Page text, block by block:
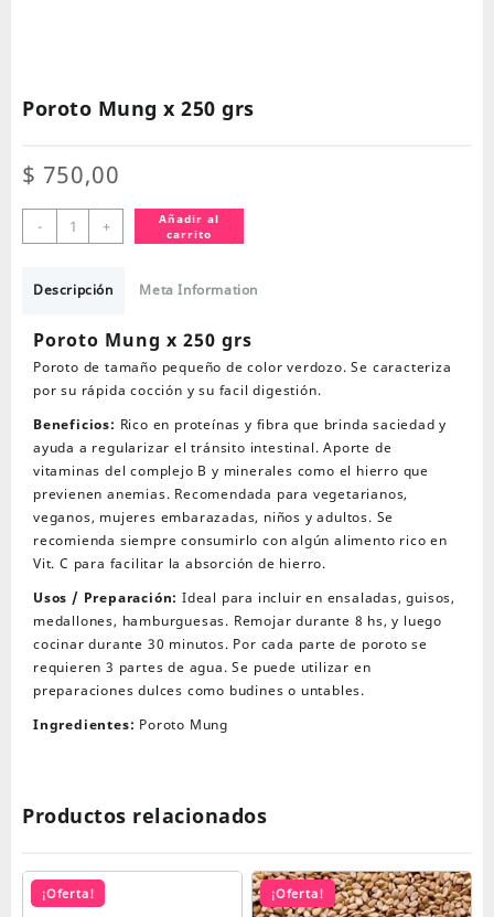
Poroto Mung x 250 grs
$ 750,00
-
Poroto
Mung
250
cantidad
+
Añadir al
carrito
Descripción Meta Information
Poroto Mung x 250 grs
Poroto de tamaño pequeño de color verdozo. Se caracteriza
por su rápida cocción y su facil digestión.
Beneficios: Rico en proteínas y fibra que brinda saciedad y
ayuda a regularizar el tránsito intestinal. Aporte de
vitaminas del complejo B y minerales como el hierro que
previenen anemias. Recomendada para vegetarianos,
veganos, mujeres embarazadas, niños y adultos. Se
recomienda siempre consumirlo con algún alimento rico en
Vit. C para facilitar la absorción de hierro.
Usos / Preparación: Ideal para incluir en ensaladas, guisos,
medallones, hamburguesas. Remojar durante 8 hs, y luego
cocinar durante 30 minutos. Por cada parte de poroto se
requieren 3 partes de agua. Se puede utilizar en
preparaciones dulces como budines o untables.
Ingredientes: Poroto Mung
Productos relacionados
¡Oferta! ¡Oferta!